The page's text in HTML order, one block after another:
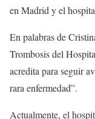
en Madrid y el
En palabras de
Trombosis del
acredita para seguir
rara enfermedad”.
Actualmente, el